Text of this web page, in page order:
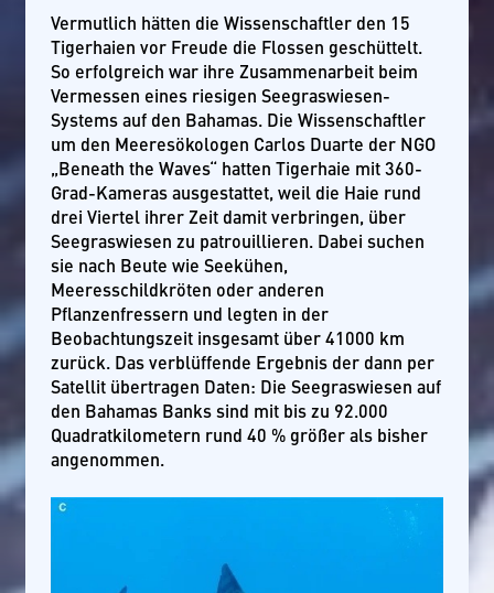
Vermutlich hätten die Wissenschaftler den 15
Tigerhaien vor Freude die Flossen geschüttelt.
So erfolgreich war ihre Zusammenarbeit beim
Vermessen eines riesigen Seegraswiesen-
Systems auf den Bahamas. Die Wissenschaftler
um den Meeresökologen Carlos Duarte der NGO
„Beneath the Waves“ hatten Tigerhaie mit 360-
Grad-Kameras ausgestattet, weil die Haie rund
drei Viertel ihrer Zeit damit verbringen, über
Seegraswiesen zu patrouillieren. Dabei suchen
sie nach Beute wie Seekühen,
Meeresschildkröten oder anderen
Pflanzenfressern und legten in der
Beobachtungszeit insgesamt über 41000 km
zurück. Das verblüffende Ergebnis der dann per
Satellit übertragen Daten: Die Seegraswiesen auf
den Bahamas Banks sind mit bis zu 92.000
Quadratkilometern rund 40 % größer als bisher
angenommen.